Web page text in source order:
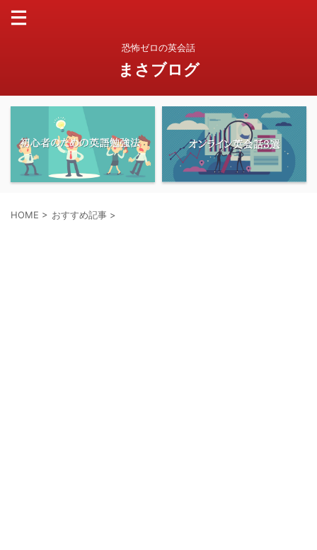
恐怖ゼロの英会話
まさブログ
HOME > おすすめ記事 >